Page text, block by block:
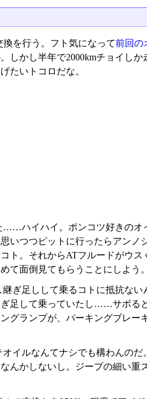
を行う。フト気になって前回の
しかし半年で2000kmチョイし
たいトコロだな。
ハイハイ。ポンコツ好きのオ
つつピットに行ったらアンノ
ト。それからATフルードがウ
て面倒見てもらうことにしよう。
ぎ足しして乗るコトに抵抗な
足して乗っていたし……サボる
グランプが、パーキングブレー
イルなんてナシでも構わんのだ
んかしないし。ジープの細い重